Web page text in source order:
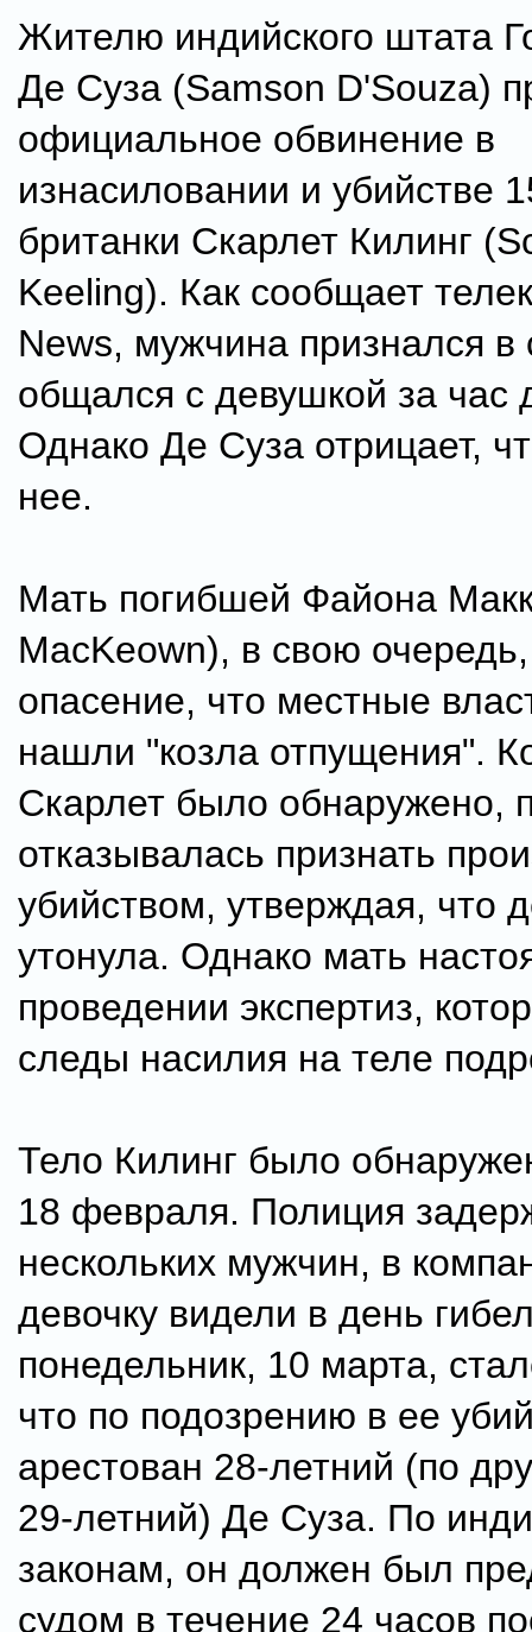
Жителю индийского штата
Де Суза (Samson D'Souza)
официальное обвинение в
изнасиловании и убийстве
британки Скарлет Килинг
Keeling). Как сообщает
News, мужчина признался в
общался с девушкой за час
Однако Де Суза отрицает,
нее.
Мать погибшей Файона
MacKeown), в свою
опасение, что местные
нашли "козла отпущения".
Скарлет было обнаружено,
отказывалась признать
убийством, утверждая, что
утонула. Однако мать
проведении экспертиз,
следы насилия на теле
Тело Килинг было
18 февраля. Полиция
нескольких мужчин, в
девочку видели в день
понедельник, 10 марта,
что по подозрению в ее
арестован 28-летний (по
29-летний) Де Суза. По
законам, он должен был
судом в течение 24 часов